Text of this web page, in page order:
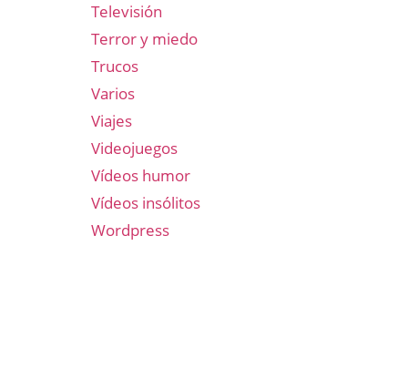
Televisión
Terror y miedo
Trucos
Varios
Viajes
Videojuegos
Vídeos humor
Vídeos insólitos
Wordpress